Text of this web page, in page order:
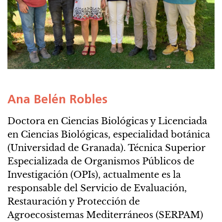
Ana Belén Robles
Doctora en Ciencias Biológicas y Licenciada
en Ciencias Biológicas, especialidad botánica
(Universidad de Granada). Técnica Superior
Especializada de Organismos Públicos de
Investigación (OPIs), actualmente es la
responsable del Servicio de Evaluación,
Restauración y Protección de
Agroecosistemas Mediterráneos (SERPAM)